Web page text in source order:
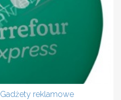
Gadżety reklamowe